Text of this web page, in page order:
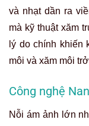
và nhạt dần ra
mà kỹ thuật xăm
lý do chính khiến
môi và xăm môi
Công nghệ
Nỗi ám ảnh lớn